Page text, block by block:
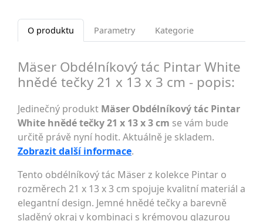
O produktu Parametry Kategorie
Mäser Obdélníkový tác Pintar White
hnědé tečky 21 x 13 x 3 cm - popis:
Jedinečný produkt Mäser Obdélníkový tác Pintar
White hnědé tečky 21 x 13 x 3 cm se vám bude
určitě právě nyní hodit. Aktuálně je skladem.
Zobrazit další informace.
Tento obdélníkový tác Mäser z kolekce Pintar o
rozměrech 21 x 13 x 3 cm spojuje kvalitní materiál a
elegantní design. Jemné hnědé tečky a barevně
sladěný okraj v kombinaci s krémovou glazurou